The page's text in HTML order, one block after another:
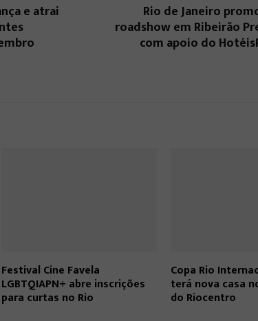
e atrai Rio de Janeiro
roadshow em Ribeirão
com apoio do
Festival Cine Favela
LGBTQIAPN+ abre inscrições
para curtas no Rio
Copa Rio
terá nova casa
do Riocentro